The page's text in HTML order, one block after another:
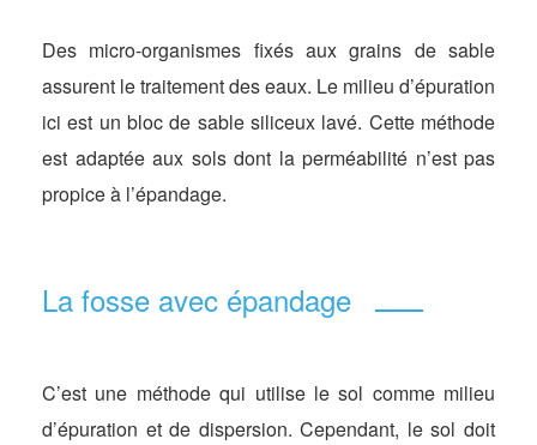
Des micro-organismes fixés aux grains de sable
assurent le traitement des eaux. Le milieu d’épuration
ici est un bloc de sable siliceux lavé. Cette méthode
est adaptée aux sols dont la perméabilité n’est pas
propice à l’épandage.
La fosse avec épandage
C’est une méthode qui utilise le sol comme milieu
d’épuration et de dispersion. Cependant, le sol doit